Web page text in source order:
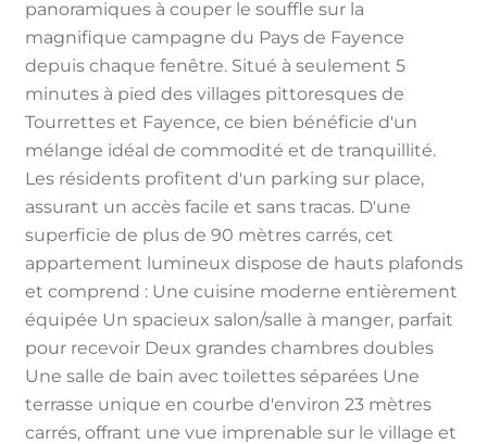
panoramiques à couper le souffle sur la
magnifique campagne du Pays de Fayence
depuis chaque fenêtre. Situé à seulement 5
minutes à pied des villages pittoresques de
Tourrettes et Fayence, ce bien bénéficie d'un
mélange idéal de commodité et de tranquillité.
Les résidents profitent d'un parking sur place,
assurant un accès facile et sans tracas. D'une
superficie de plus de 90 mètres carrés, cet
appartement lumineux dispose de hauts plafonds
et comprend : Une cuisine moderne entièrement
équipée Un spacieux salon/salle à manger, parfait
pour recevoir Deux grandes chambres doubles
Une salle de bain avec toilettes séparées Une
terrasse unique en courbe d'environ 23 mètres
carrés, offrant une vue imprenable sur le village et